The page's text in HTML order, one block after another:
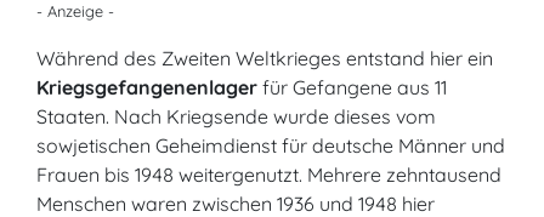
- Anzeige -
Während des Zweiten Weltkrieges entstand hier ein
Kriegsgefangenenlager für Gefangene aus 11
Staaten. Nach Kriegsende wurde dieses vom
sowjetischen Geheimdienst für deutsche Männer und
Frauen bis 1948 weitergenutzt. Mehrere zehntausend
Menschen waren zwischen 1936 und 1948 hier